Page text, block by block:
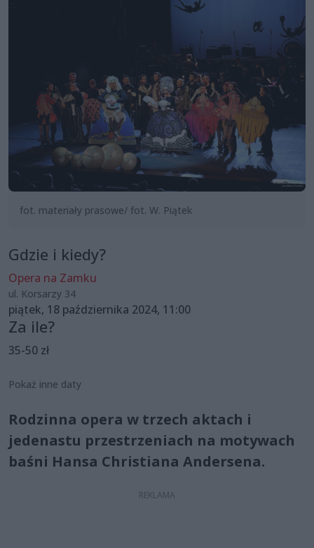
fot. materiały prasowe/ fot. W. Piątek
Gdzie i kiedy?
Opera na Zamku
ul. Korsarzy 34
piątek, 18 października 2024, 11:00
Za ile?
35-50 zł
Pokaż inne daty
Rodzinna opera w trzech aktach i
jedenastu przestrzeniach na motywach
baśni Hansa Christiana Andersena.